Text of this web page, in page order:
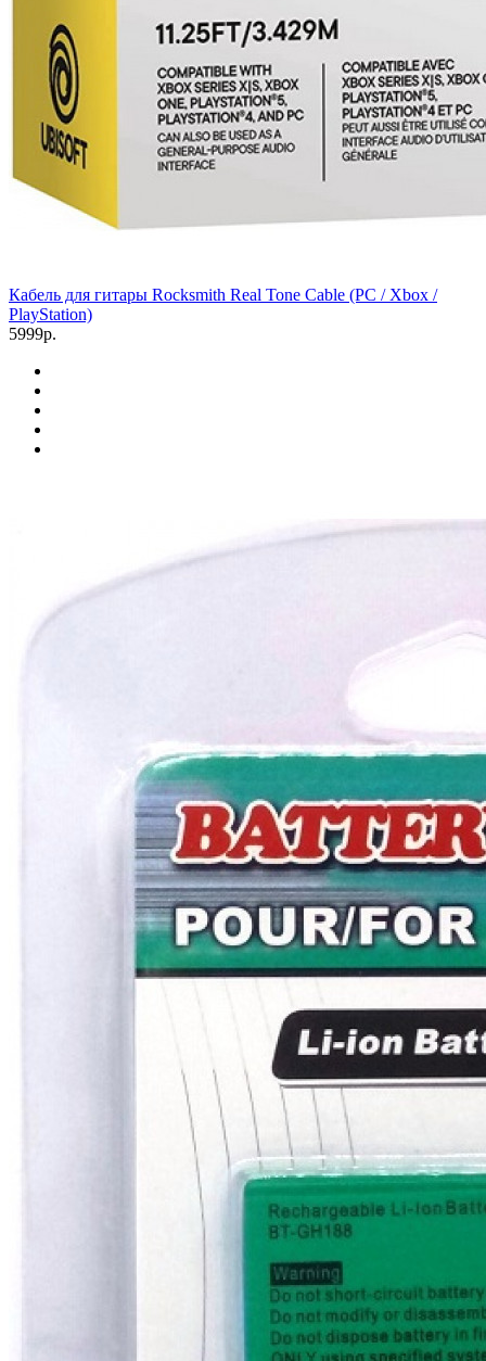
Кабель для гитары Rocksmith Real Tone Cable (PC / Xbox /
PlayStation)
5999р.